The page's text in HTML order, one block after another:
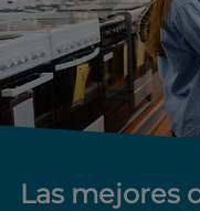
Las mejores